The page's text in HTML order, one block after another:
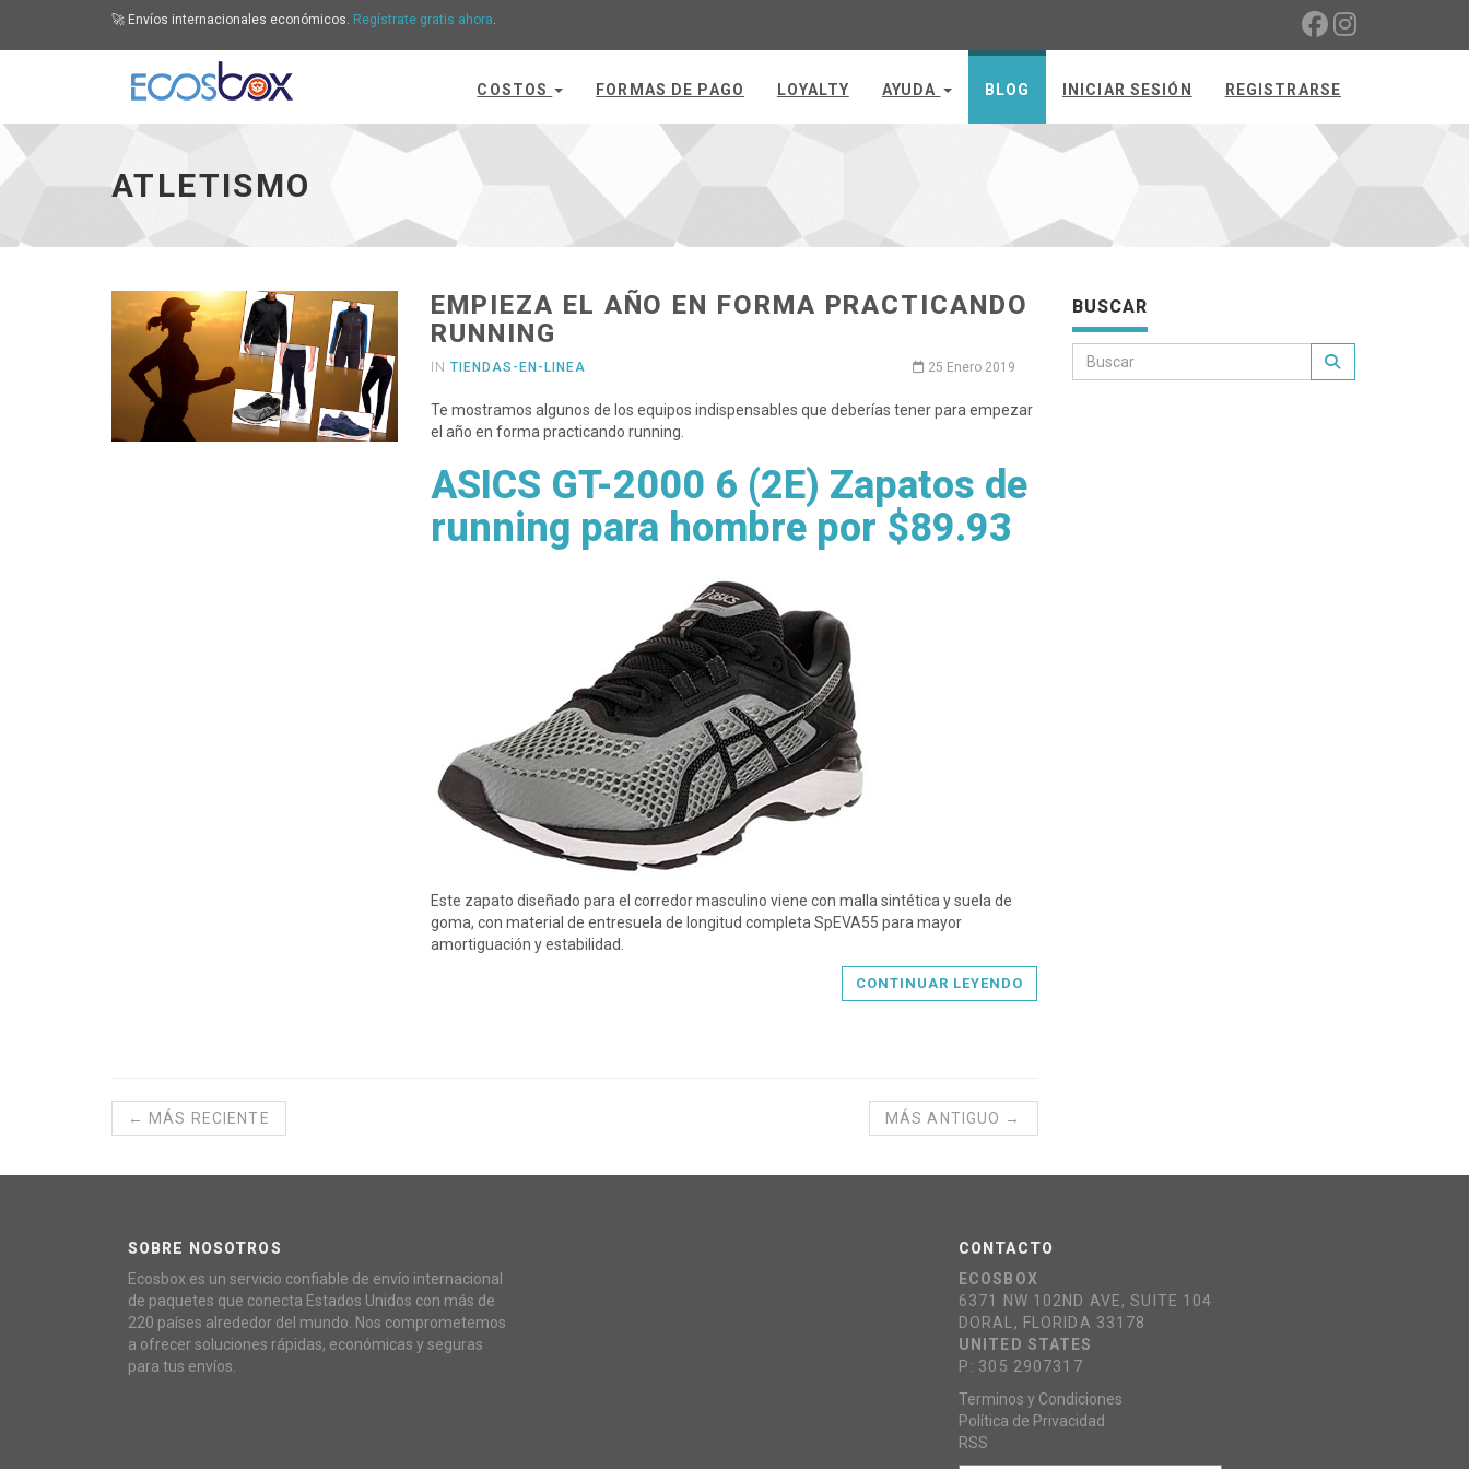
🚀 Envíos internacionales económicos. Regístrate gratis ahora.
COSTOS FORMAS DE PAGO LOYALTY AYUDA BLOG INICIAR SESIÓN REGISTRARSE
ATLETISMO
EMPIEZA EL AÑO EN FORMA PRACTICANDO
RUNNING
INTIENDAS-EN-LINEA 25 Enero 2019
Te mostramos algunos de los equipos indispensables que deberías tener para empezar
el año en forma practicando running.
ASICS GT-2000 6 (2E) Zapatos de
running para hombre por $89.93
Este zapato diseñado para el corredor masculino viene con malla sintética y suela de
goma, con material de entresuela de longitud completa SpEVA55 para mayor
amortiguación y estabilidad.
CONTINUAR LEYENDO
← MÁS RECIENTE MÁS ANTIGUO →
BUSCAR
SOBRE NOSOTROS
Ecosbox es un servicio confiable de envío internacional
de paquetes que conecta Estados Unidos con más de
220 países alrededor del mundo. Nos comprometemos
a ofrecer soluciones rápidas, económicas y seguras
para tus envíos.
CONTACTO
ECOSBOX
6371 NW 102ND AVE, SUITE 104
DORAL, FLORIDA 33178
UNITED STATES
P: 305 2907317
Terminos y Condiciones
Política de Privacidad
RSS